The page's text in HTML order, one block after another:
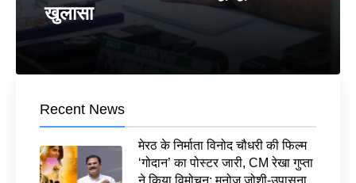
खुलासा
Recent News
मेरठ के निर्माता विनोद चौधरी की फिल्म
‘गोदान’ का पोस्टर जारी, CM रेखा गुप्ता